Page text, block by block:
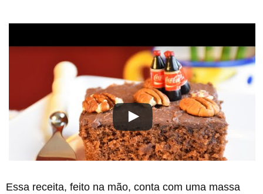
Essa receita, feito na mão, conta com uma massa